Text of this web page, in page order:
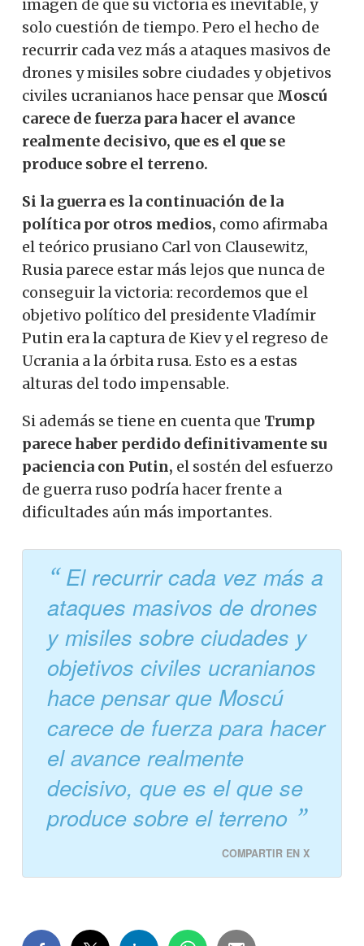
imagen de que su victoria es inevitable, y
solo cuestión de tiempo. Pero el hecho de
recurrir cada vez más a ataques masivos de
drones y misiles sobre ciudades y objetivos
civiles ucranianos hace pensar que Moscú
carece de fuerza para hacer el avance
realmente decisivo, que es el que se
produce sobre el terreno.
Si la guerra es la continuación de la
política por otros medios, como afirmaba
el teórico prusiano Carl von Clausewitz,
Rusia parece estar más lejos que nunca de
conseguir la victoria: recordemos que el
objetivo político del presidente Vladímir
Putin era la captura de Kiev y el regreso de
Ucrania a la órbita rusa. Esto es a estas
alturas del todo impensable.
Si además se tiene en cuenta que Trump
parece haber perdido definitivamente su
paciencia con Putin, el sostén del esfuerzo
de guerra ruso podría hacer frente a
dificultades aún más importantes.
El recurrir cada vez más a
ataques masivos de drones
y misiles sobre ciudades y
objetivos civiles ucranianos
hace pensar que Moscú
carece de fuerza para hacer
el avance realmente
decisivo, que es el que se
produce sobre el terreno
COMPARTIR EN X